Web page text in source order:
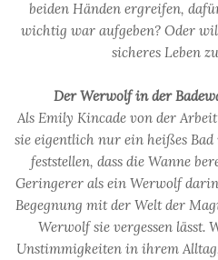
beiden Händen ergreifen,
wichtig war aufgeben? Oder
sicheres Leben
Der Werwolf in der
Als Emily Kincade von der
sie eigentlich nur ein heißes Bad
feststellen, dass die Wanne
Geringerer als ein Werwolf
Begegnung mit der Welt der
Werwolf sie vergessen lässt.
Unstimmigkeiten in ihrem